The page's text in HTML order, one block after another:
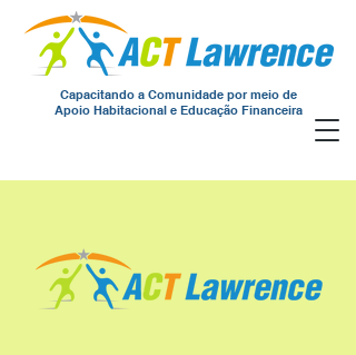
Capacitando a Comunidade por meio de
Apoio Habitacional e Educação Financeira